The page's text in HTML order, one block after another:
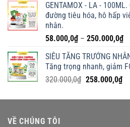
GENTAMOX - LA -
đường tiêu hóa, hô hấp
nhân.
58.000,0₫ – 250.000,0₫
từ
SIÊU TĂNG TRƯỞNG
Tăng trọng nhanh, giảm
320.000,0₫ Giá
là:
258.000,0₫Giá
tại
VỀ CHÚNG TÔI